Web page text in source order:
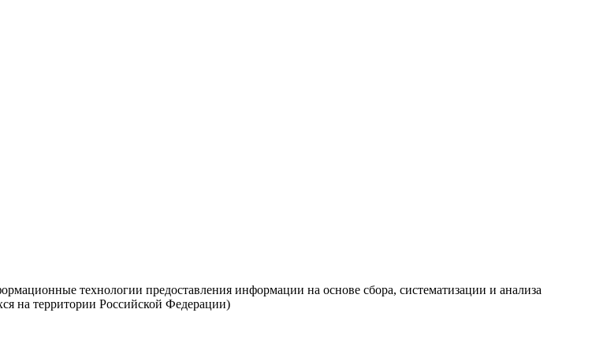
технологии предоставления информации на основе сбора, систематизации и анализа
на территории Российской Федерации)